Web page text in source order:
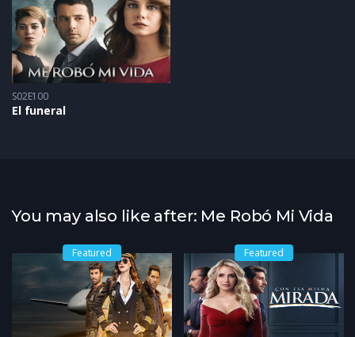
S02E100
El funeral
You may also like after: Me Robó Mi Vida
Featured Featured